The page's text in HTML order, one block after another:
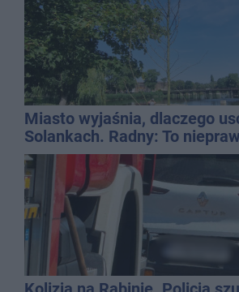
Miasto wyjaśnia, dlaczego
Solankach. Radny: To